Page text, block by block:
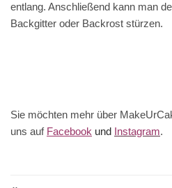
entlang. Anschließend kann man
Backgitter oder Backrost stürzen.
Sie möchten mehr über
uns auf Facebook und Instagram.